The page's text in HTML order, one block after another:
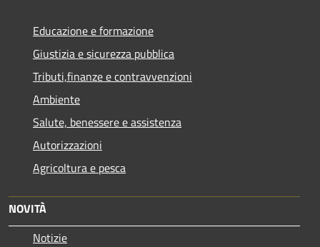
Educazione e formazione
Giustizia e sicurezza pubblica
Tributi,finanze e contravvenzioni
Ambiente
Salute, benessere e assistenza
Autorizzazioni
Agricoltura e pesca
NOVITÀ
Notizie